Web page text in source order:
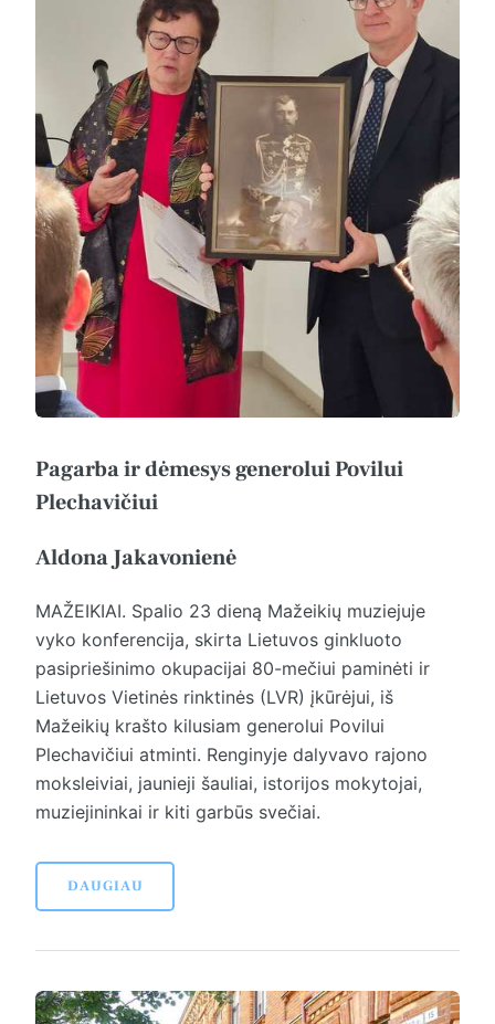
Pagarba ir dėmesys generolui Povilui
Plechavičiui
Aldona Jakavonienė
MAŽEIKIAI. Spalio 23 dieną Mažeikių muziejuje
vyko konferencija, skirta Lietuvos ginkluoto
pasipriešinimo okupacijai 80-mečiui paminėti ir
Lietuvos Vietinės rinktinės (LVR) įkūrėjui, iš
Mažeikių krašto kilusiam generolui Povilui
Plechavičiui atminti. Renginyje dalyvavo rajono
moksleiviai, jaunieji šauliai, istorijos mokytojai,
muziejininkai ir kiti garbūs svečiai.
DAUGIAU